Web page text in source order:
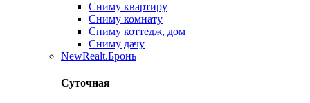
Сниму квартиру
Сниму комнату
Сниму коттедж, дом
Сниму дачу
NewRealt.Бронь
Суточная